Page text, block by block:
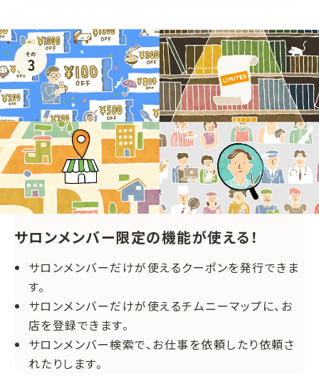
サロンメンバー限定の機能が使える！
サロンメンバーだけが使えるクーポンを発行できま
す。
サロンメンバーだけが使えるチムニーマップに、お
店を登録できます。
サロンメンバー検索で、お仕事を依頼したり依頼さ
れたりします。